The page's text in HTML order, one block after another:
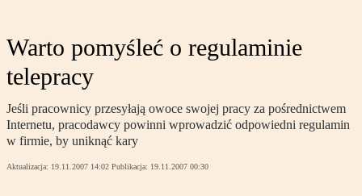
Warto pomyśleć o regulaminie
telepracy
Jeśli pracownicy przesyłają owoce swojej pracy za pośrednictwem
Internetu, pracodawcy powinni wprowadzić odpowiedni regulamin
w firmie, by uniknąć kary
Aktualizacja: 19.11.2007 14:02 Publikacja: 19.11.2007 00:30